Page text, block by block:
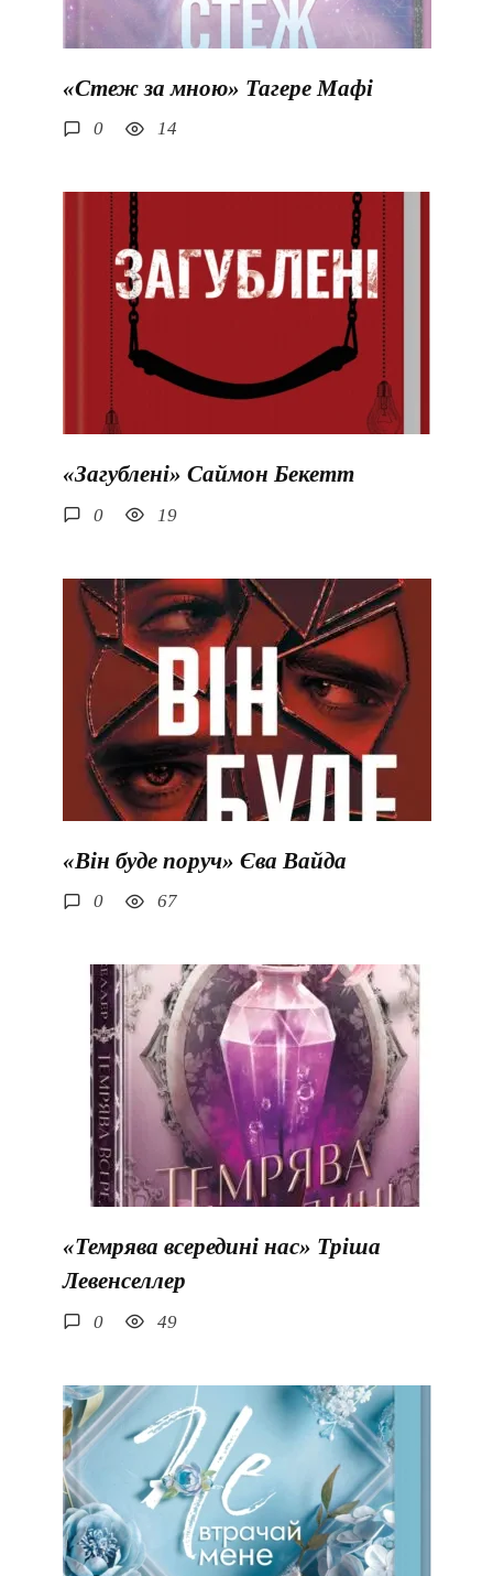
«Стеж за мною» Тагере Мафі
0 14
«Загублені» Саймон Бекетт
0 19
«Він буде поруч» Єва Вайда
0 67
«Темрява всередині нас» Тріша
Левенселлер
0 49